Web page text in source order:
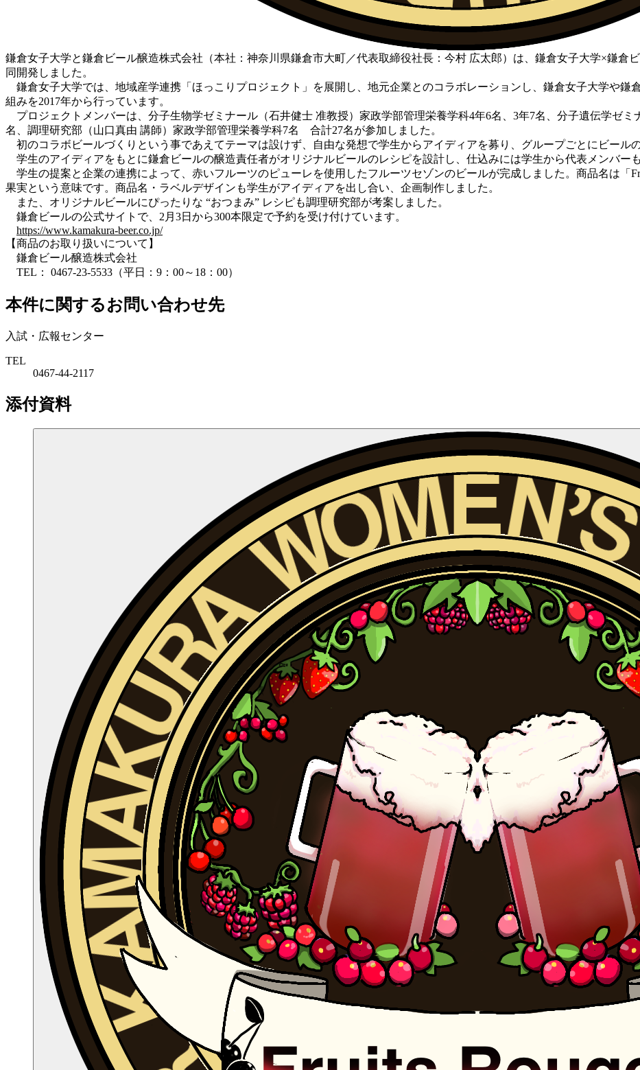
鎌倉女子大学と鎌倉ビール醸造株式会社（本社：神奈川県鎌倉市大町／代表取締役社長：今村 広太郎）は、鎌倉女子大学×鎌倉
同開発しました。
鎌倉女子大学では、地域産学連携「ほっこりプロジェクト」を展開し、地元企業とのコラボレーションし、鎌倉女子大学や鎌
組みを2017年から行っています。
プロジェクトメンバーは、分子生物学ゼミナール（石井健士 准教授）家政学部管理栄養学科4年6名、3年7名、分子遺伝学ゼ
名、調理研究部（山口真由 講師）家政学部管理栄養学科7名 合計27名が参加しました。
初のコラボビールづくりという事であえてテーマは設けず、自由な発想で学生からアイディアを募り、グループごとにビール
学生のアイディアをもとに鎌倉ビールの醸造責任者がオリジナルビールのレシピを設計し、仕込みには学生から代表メンバー
学生の提案と企業の連携によって、 赤いフルーツのピューレを使用したフルーツセゾンのビールが完成しました。 商品名は「
果実という意味です。商品名・ラベルデザインも学生がアイディアを出し合い、企画制作しました。
また、オリジナルビールにぴったりな “おつまみ” レシピも調理研究部が考案しました。
鎌倉ビールの公式サイトで、2月3日から300本限定で予約を受け付けています。
https://www.kamakura-beer.co.jp/
【商品のお取り扱いについて】
鎌倉ビール醸造株式会社
TEL： 0467-23-5533（平日：9：00～18：00）
本件に関するお問い合わせ先
入試・広報センター
TEL
0467-44-2117
添付資料